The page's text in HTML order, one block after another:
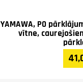
YAMAWA, PO
vītne,